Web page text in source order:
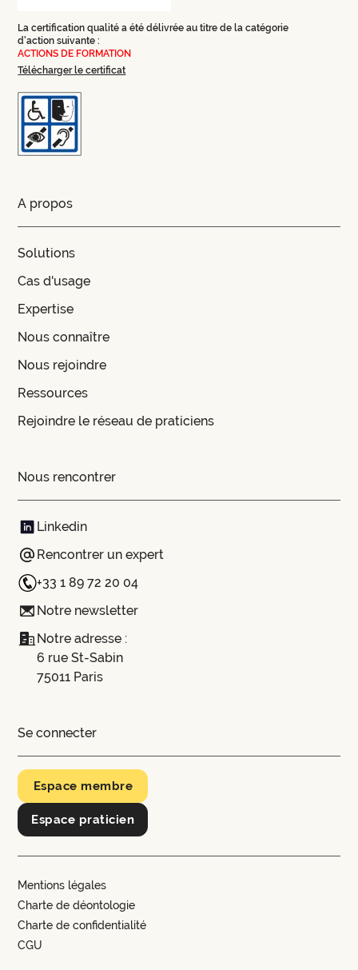
La certification qualité a été délivrée au titre de la catégorie
d'action suivante :
ACTIONS DE FORMATION
Télécharger le certificat
A propos
Solutions
Cas d'usage
Expertise
Nous connaître
Nous rejoindre
Ressources
Rejoindre le réseau de praticiens
Nous rencontrer
Linkedin
Rencontrer un expert
+33 1 89 72 20 04
Notre newsletter
Notre adresse :
6 rue St-Sabin
75011 Paris
Se connecter
Espace membre
Espace praticien
CGU
Charte de confidentialité
Charte de déontologie
Mentions légales